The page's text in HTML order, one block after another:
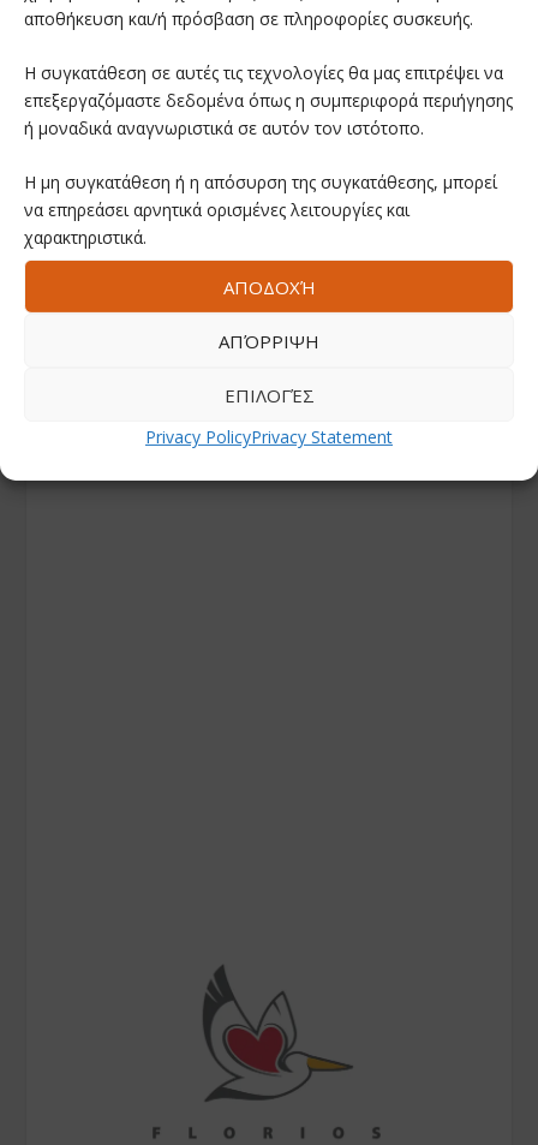
αποθήκευση και/ή πρόσβαση σε πληροφορίες συσκευής.
Η συγκατάθεση σε αυτές τις τεχνολογίες θα μας επιτρέψει να
επεξεργαζόμαστε δεδομένα όπως η συμπεριφορά περιήγησης
ή μοναδικά αναγνωριστικά σε αυτόν τον ιστότοπο.
Η μη συγκατάθεση ή η απόσυρση της συγκατάθεσης, μπορεί
να επηρεάσει αρνητικά ορισμένες λειτουργίες και
χαρακτηριστικά.
ΑΠΟΔΟΧΉ
ΑΠΌΡΡΙΨΗ
ΕΠΙΛΟΓΈΣ
Privacy PolicyPrivacy Statement